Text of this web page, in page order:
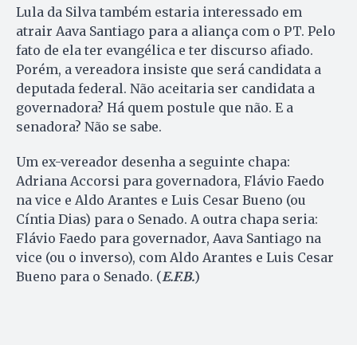
Lula da Silva também estaria interessado em
atrair Aava Santiago para a aliança com o PT. Pelo
fato de ela ter evangélica e ter discurso afiado.
Porém, a vereadora insiste que será candidata a
deputada federal. Não aceitaria ser candidata a
governadora? Há quem postule que não. E a
senadora? Não se sabe.
Um ex-vereador desenha a seguinte chapa:
Adriana Accorsi para governadora, Flávio Faedo
na vice e Aldo Arantes e Luis Cesar Bueno (ou
Cíntia Dias) para o Senado. A outra chapa seria:
Flávio Faedo para governador, Aava Santiago na
vice (ou o inverso), com Aldo Arantes e Luis Cesar
Bueno para o Senado. (E.F.B.)